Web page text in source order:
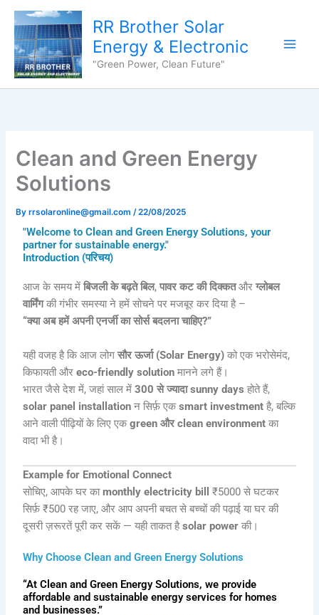
content
Skip
content
RR Brother Solar
Energy & Electronic
"Green Power, Clean Future"
Clean and Green Energy
Solutions
Byrrsolaronline@gmail.com/22/08/2025
"Welcome to Clean and Green Energy Solutions, your
partner for sustainable energy."
Introduction (परिचय)
आज के समय मेंबिजली के बढ़ते बिल,पावर कट की दिक्कतऔरग्लोबल
वार्मिंगकी गंभीर समस्या ने हमें सोचने पर मजबूर कर दिया है –
“क्या अब हमें अपनी एनर्जी का सोर्स बदलना चाहिए?”
यही वजह है कि आज लोगसौर ऊर्जा (Solar Energy) को एक भरोसेमंद,
किफायती औरeco-friendly solution मानने लगे हैं।
भारत जैसे देश में, जहां साल में300 से ज्यादा sunny days होते हैं,
solar panel installation न सिर्फ़ एकsmart investment है, बल्कि
आने वाली पीढ़ियों के लिए एकgreen और clean environment का
वादा भी है।
Example for Emotional Connect
सोचिए, आपके घर काmonthly electricity bill
₹5000 से घटकर
सिर्फ़ ₹500 रह जाए, और आप अपनी बचत से बच्चों की पढ़ाई या घर की
दूसरी ज़रूरतें पूरी कर सकें — यही ताकत हैsolar power की।
Why Choose Clean and Green Energy Solutions
“At Clean and Green Energy Solutions, we provide
affordable and sustainable energy services for homes
and businesses.”